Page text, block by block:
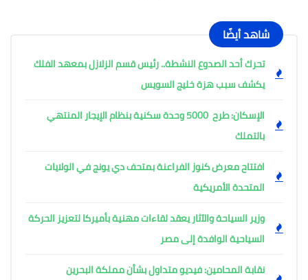
شاهد أيضًا
تحرك أحد الصدوع النشطة.. رئيس قسم الزلازل بمعهد الفلك
يكشف سبب هزة خليج السويس
الإسكان: طرح 5000 وحدة سكنية بنظام الإيجار المنتهي
بالتملك
افتتاح معرض كنوز الفراعنة بمتحف دي يونج في الولايات
المتحدة الأمريكية
وزير السياحة والآثار يعقد لقاءات مهنية بأميركا لتعزيز الحركة
السياحية الوافدة إلى مصر
نقابة المحامين: فيديو متداول بشأن مملكة البحرين